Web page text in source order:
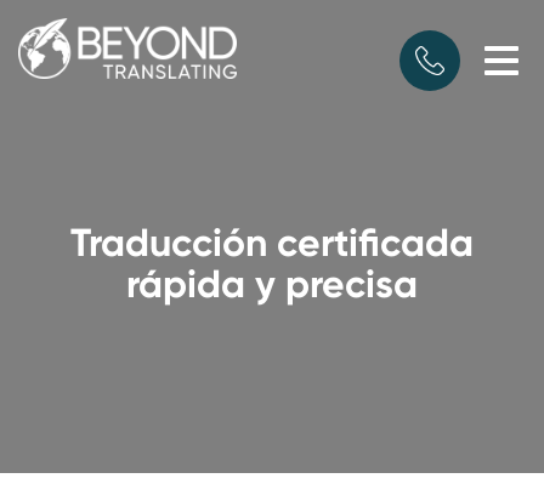
Traducción certificada
rápida y precisa